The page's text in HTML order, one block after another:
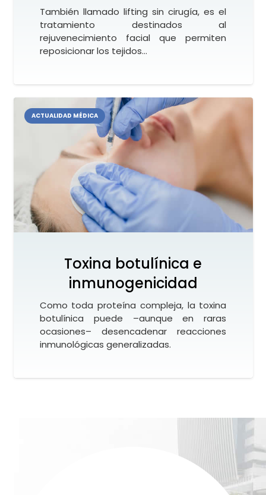
También llamado lifting sin cirugía, es el
tratamiento destinados al
rejuvenecimiento facial que permiten
reposicionar los tejidos…
ACTUALIDAD MÉDICA
Toxina botulínica e
inmunogenicidad
Como toda proteína compleja, la toxina
botulínica puede –aunque en raras
ocasiones– desencadenar reacciones
inmunológicas generalizadas.